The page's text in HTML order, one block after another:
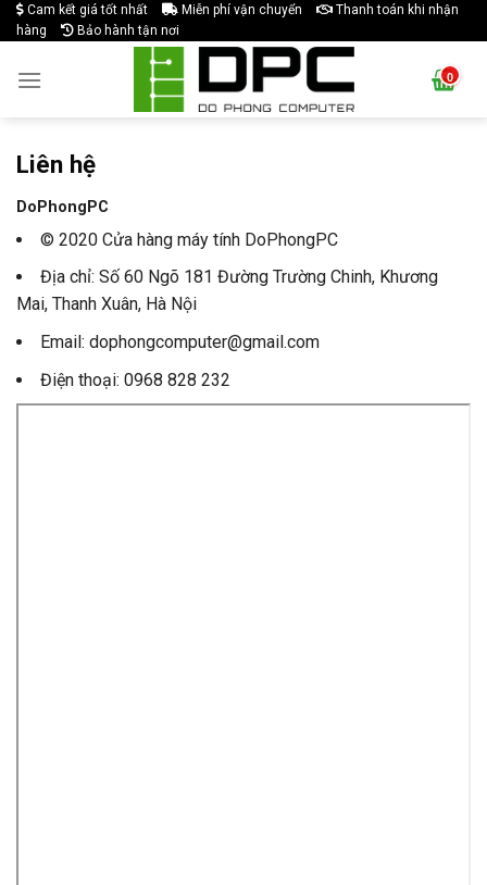
Skip
to
Cam kết giá tốt nhất Miễn phí vận chuyển
Thanh toán khi nhận
hàng
Bảo hành tận nơi
Liên hệ
DoPhongPC
© 2020 Cửa hàng máy tính DoPhongPC
Địa chỉ: Số 60 Ngõ 181 Đường Trường Chinh, Khương
Mai, Thanh Xuân, Hà Nội
Email: dophongcomputer@gmail.com
Điện thoại: 0968 828 232